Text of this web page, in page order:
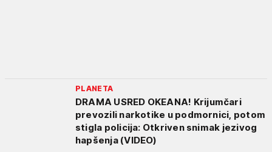
PLANETA
DRAMA USRED OKEANA! Krijumčari
prevozili narkotike u podmornici, potom
stigla policija: Otkriven snimak jezivog
hapšenja (VIDEO)